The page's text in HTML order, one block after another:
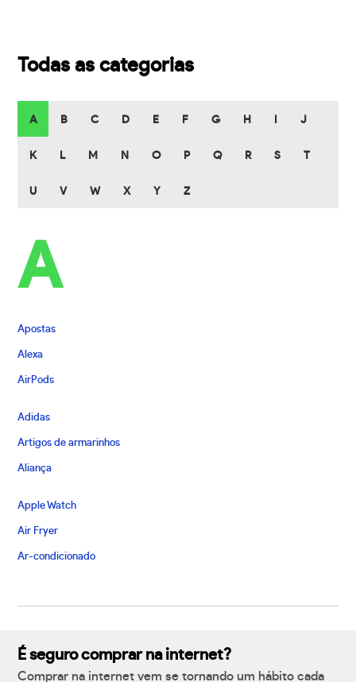
Todas as categorias
A B C D E F G H J
K L M N O P Q R S T
U V W X Y Z
A
Apostas
Alexa
AirPods
Adidas
Artigos de armarinhos
Aliança
Apple Watch
Air Fryer
Ar-condicionado
É seguro comprar na internet?
Comprar na internet vem se tornando um hábito cada